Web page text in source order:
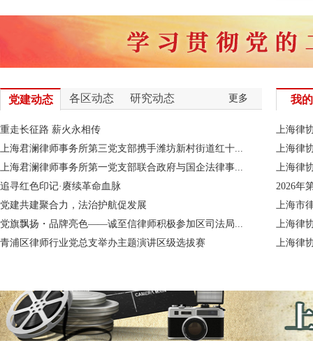
务”讲座报名通知
中企出海东南亚避坑实务指南-聚焦越南及印尼研讨
会报名通知
知
07-27 2026年递交面试书面材料的通知（十四）
07-24 关于报名参加香港德辅大律师事务所国际仲裁训练
营及入所实习项目选拔的通知
07-23 国贸讲坛之“美以伊冲突对海上保险和租约履行的影
响”讲座报名通知
07-10 关于参加2026年度上海律师行业团体医疗互助金有
关事项的通知
07-07 关于延长2026年度上海市律师中级职称评审书面材
围和相关工作的通知
07-01 2026年第二十三届“联合杯”上海市律师羽毛球邀请
赛报名通知
更多
党建动态 各区动态 研究动态
重走长征路 薪火永相传
上海君澜律师事务所第三党支部携手潍坊新村街道红十...
上海君澜律师事务所第一党支部联合政府与国企法律事...
追寻红色印记·赓续革命血脉
党建共建聚合力，法治护航促发展
党旗飘扬・品牌亮色——诚至信律师积极参加区司法局...
青浦区律师行业党总支举办主题演讲区级选拔赛
我
上海律
上海律
上海律
2026年
上海市
上海律
上海律